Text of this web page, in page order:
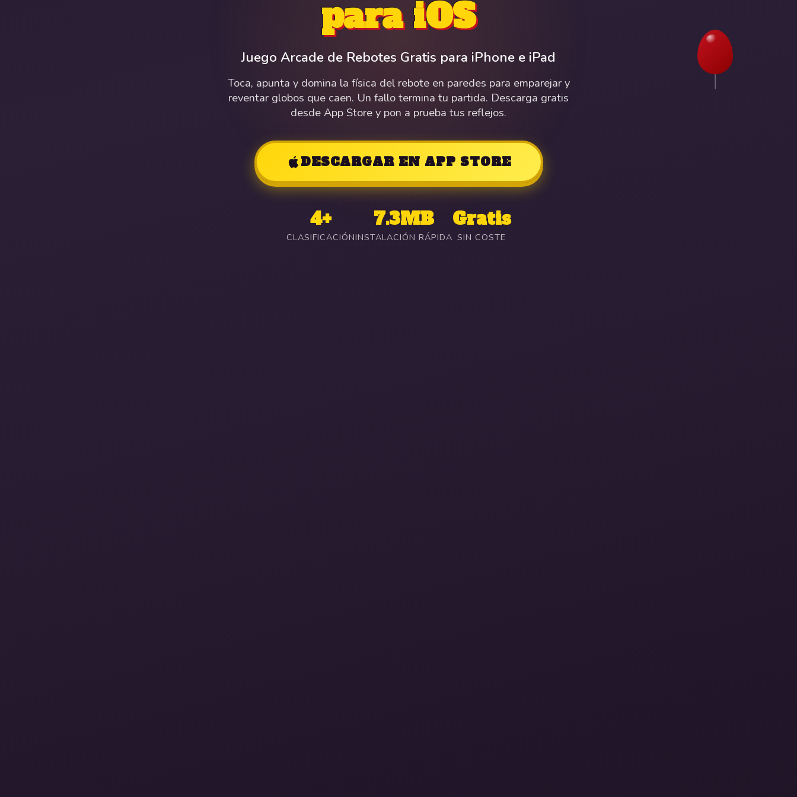
para iOS
Juego Arcade de Rebotes Gratis para iPhone e iPad
Toca, apunta y domina la física del rebote en paredes para emparejar y
reventar globos que caen. Un fallo termina tu partida. Descarga gratis
desde App Store y pon a prueba tus reflejos.
DESCARGAR EN APP STORE
4+
CLASIFICACIÓN
7.3MB
INSTALACIÓN RÁPIDA
Gratis
SIN COSTE